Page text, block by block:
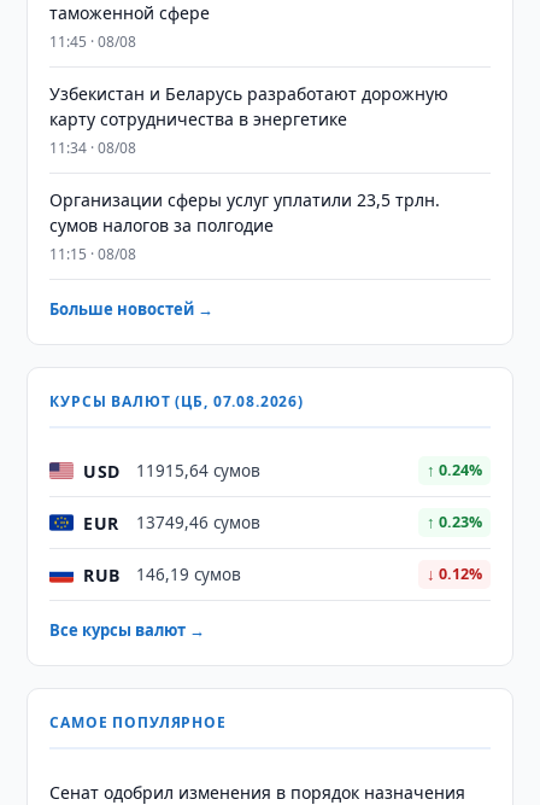
таможенной сфере
11:45 · 08/08
Узбекистан и Беларусь разработают дорожную
карту сотрудничества в энергетике
11:34 · 08/08
Организации сферы услуг уплатили 23,5 трлн.
сумов налогов за полгодие
11:15 · 08/08
Больше новостей →
КУРСЫ ВАЛЮТ (ЦБ, 07.08.2026)
USD 11915,64 сумов ↑ 0.24%
EUR 13749,46 сумов ↑ 0.23%
RUB 146,19 сумов ↓ 0.12%
Все курсы валют →
САМОЕ ПОПУЛЯРНОЕ
Сенат одобрил изменения в порядок назначения